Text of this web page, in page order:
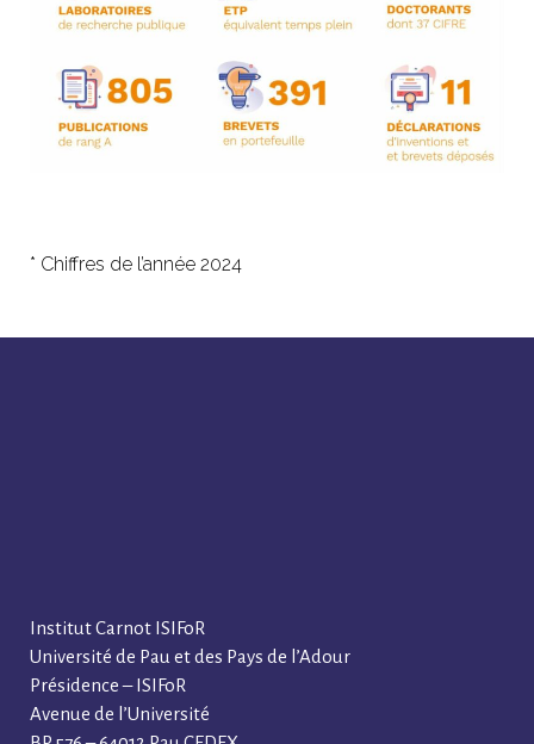
* Chiffres de l’année 2024
Institut Carnot ISIFoR
Université de Pau et des Pays de l’Adour
Présidence – ISIFoR
Avenue de l’Université